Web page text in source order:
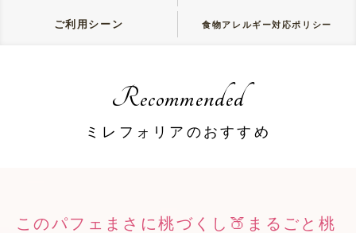
ご利用シーン 食物アレルギー対応ポリシー
Recommended
ミレフォリアのおすすめ
このパフェまさに桃づくし🍑まるごと桃